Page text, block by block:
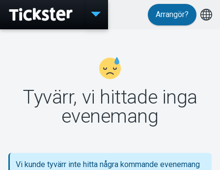
Evenemang
MyTickster
Support
Arrangör?
Tyvärr, vi hittade inga
evenemang
Vi kunde tyvärr inte hitta några kommande evenemang